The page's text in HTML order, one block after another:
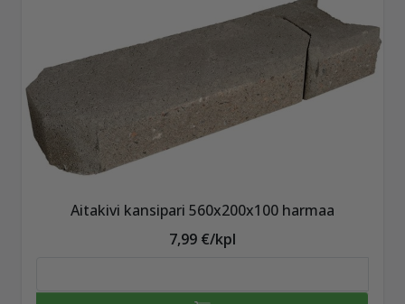
Aitakivi kansipari 560x200x100 harmaa
7,99 €/kpl